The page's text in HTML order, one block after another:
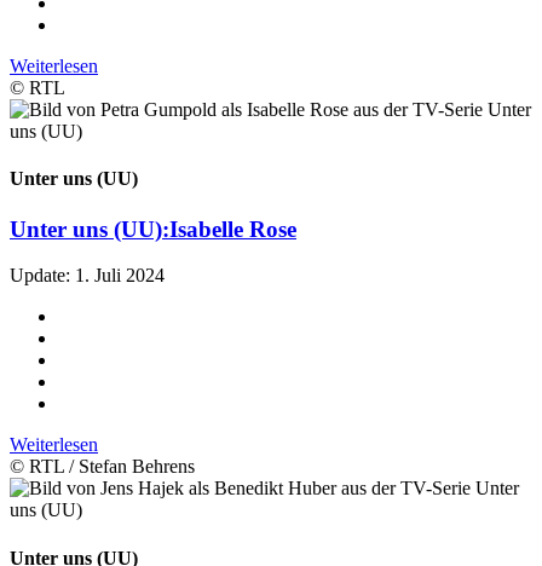
Weiterlesen
© RTL
Unter uns (UU)
Unter uns (UU):Isabelle Rose
Update: 1. Juli 2024
Weiterlesen
© RTL / Stefan Behrens
Unter uns (UU)